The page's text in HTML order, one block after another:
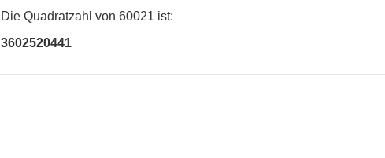
Die Quadratzahl von 60021 ist:
3602520441